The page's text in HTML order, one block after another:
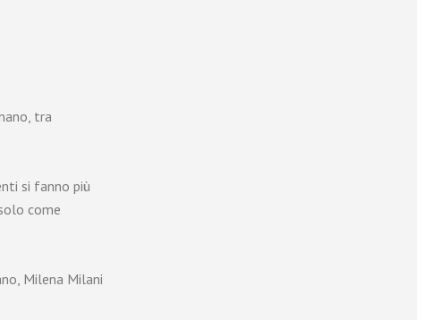
tra
si fanno più
come
Milena Milani